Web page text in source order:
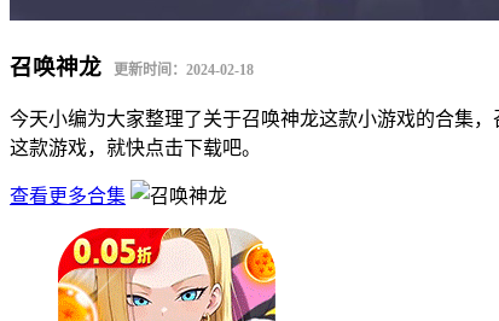
召唤神龙 更新时间：2024-02-18
今天小编为大家整理了关于召唤神龙这款小游戏的合集
这款游戏，就快点击下载吧。
查看更多合集